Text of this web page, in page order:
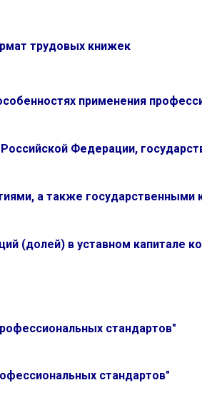
трудовых книжек
применения
Федерации,
а также
(долей) в уставном капитале
стандартов"
стандартов"